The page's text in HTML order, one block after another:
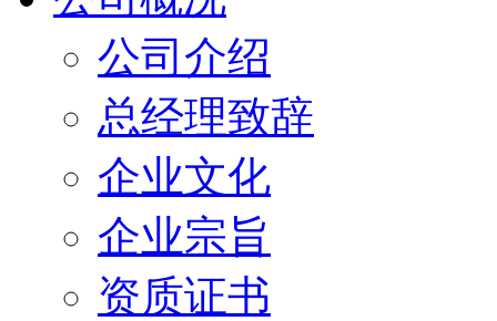
公司介绍
总经理致辞
企业文化
企业宗旨
资质证书